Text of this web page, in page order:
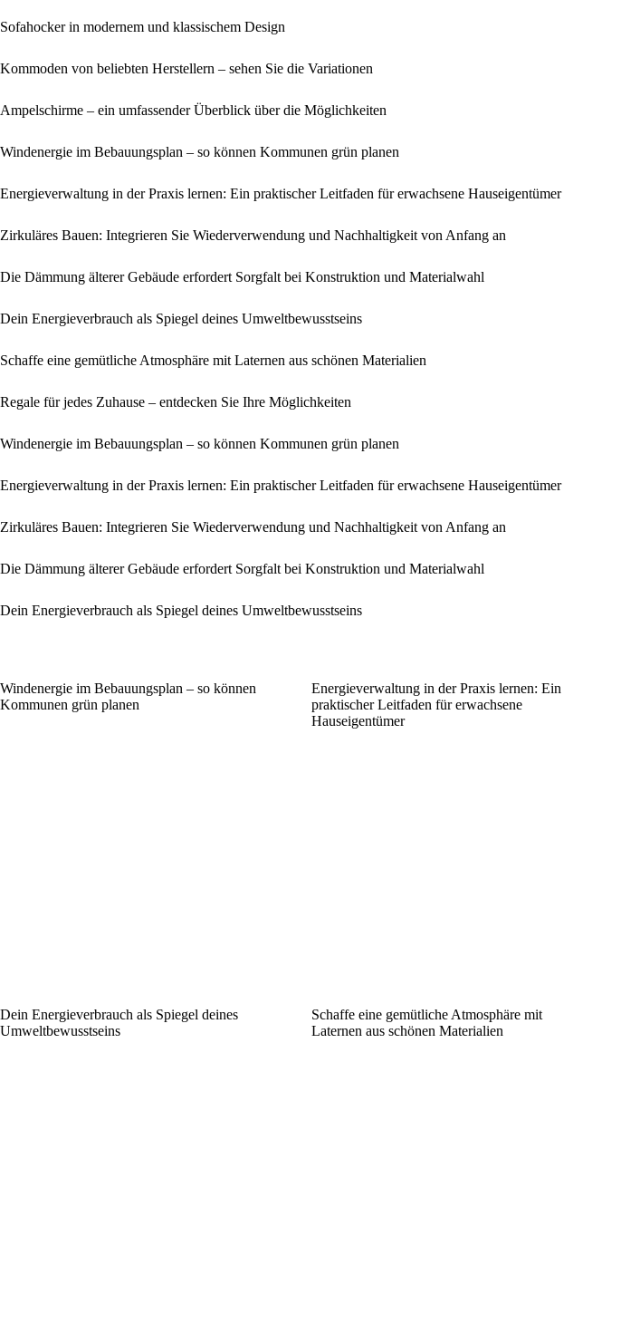
Sofahocker in modernem und klassischem Design
Kommoden von beliebten Herstellern – sehen Sie die Variationen
Ampelschirme – ein umfassender Überblick über die Möglichkeiten
Windenergie im Bebauungsplan – so können Kommunen grün planen
Energieverwaltung in der Praxis lernen: Ein praktischer Leitfaden für erwachsene Hauseigentümer
Zirkuläres Bauen: Integrieren Sie Wiederverwendung und Nachhaltigkeit von Anfang an
Die Dämmung älterer Gebäude erfordert Sorgfalt bei Konstruktion und Materialwahl
Dein Energieverbrauch als Spiegel deines Umweltbewusstseins
Schaffe eine gemütliche Atmosphäre mit Laternen aus schönen Materialien
Regale für jedes Zuhause – entdecken Sie Ihre Möglichkeiten
Windenergie im Bebauungsplan – so können Kommunen grün planen
Energieverwaltung in der Praxis lernen: Ein praktischer Leitfaden für erwachsene Hauseigentümer
Zirkuläres Bauen: Integrieren Sie Wiederverwendung und Nachhaltigkeit von Anfang an
Die Dämmung älterer Gebäude erfordert Sorgfalt bei Konstruktion und Materialwahl
Dein Energieverbrauch als Spiegel deines Umweltbewusstseins
Windenergie im Bebauungsplan – so können
Kommunen grün planen
Energieverwaltung in der Praxis lernen: Ein
praktischer Leitfaden für erwachsene
Hauseigentümer
Dein Energieverbrauch als Spiegel deines
Umweltbewusstseins
Schaffe eine gemütliche Atmosphäre mit
Laternen aus schönen Materialien